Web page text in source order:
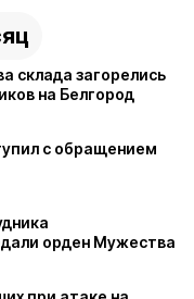
склада загорелись
на Белгород
с обращением
орден Мужества